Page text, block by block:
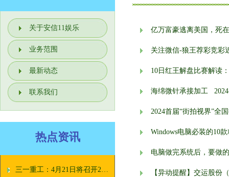
关于安信11娱乐
业务范围
最新动态
联系我们
热点资讯
三一重工：4月21日将召开2025年第二次临时股东大会
亿万富豪逃离美国，死
关注微信-狼王荐彩竞彩
10日红王解盘比赛解读
海绵微针承接加工
2024首届“街拍视界”全
Windows电脑必装的10
电脑做完系统后，要做
【异动提醒】交运股份